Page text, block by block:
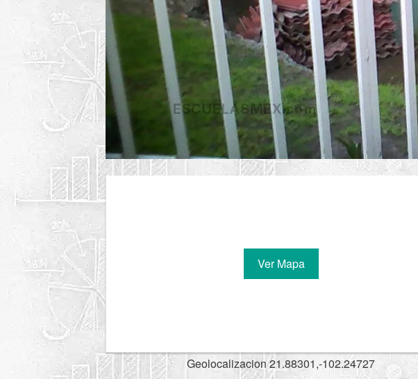
Ver Mapa
Geolocalizacion 21.88301,-102.24727